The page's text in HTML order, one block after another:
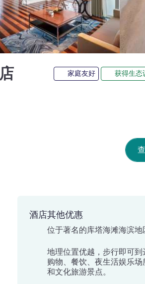
家庭友好 获得生态
酒店其他优惠
位于著名的库塔海滩海滨地
地理位置优越，步行即可到
购物、餐饮、夜生活娱乐场
和文化旅游景点。